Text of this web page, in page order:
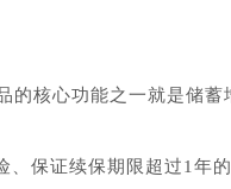
的核心功能之一就是储蓄
、保证续保期限超过1年的